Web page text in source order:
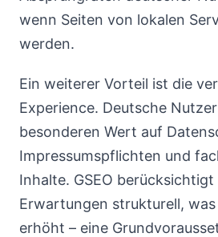
wenn Seiten von lokalen
werden.
Ein weiterer Vorteil ist die
Experience. Deutsche
besonderen Wert auf
Impressumspflichten und
Inhalte. GSEO berücksichtigt
Erwartungen strukturell,
erhöht – eine